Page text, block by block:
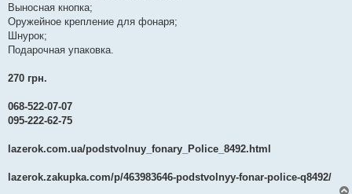
Выносная кнопка;
Оружейное крепление для фонаря;
Шнурок;
Подарочная упаковка.
270 грн.
068-522-07-07
095-222-62-75
lazerok.com.ua/podstvolnuy_fonary_Police_8492.html
lazerok.zakupka.com/p/463983646-podstvolnyy-fonar-police-q8492/